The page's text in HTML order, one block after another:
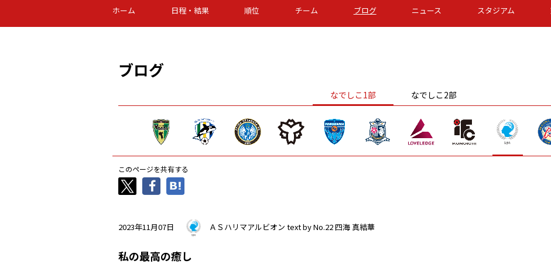
-
第16節 09/05 (土) 15:00
ニッパツ
-
第16節 09/05 (土) 15:00
石人の星
-
第16節 09/05 (土) 16:00
ＡＧＦ
-
いちご
-
第16節 09/06 (日
-
試合結果 次節
ホーム 日程・結果 順位 チーム ブログ ニュース スタジアム
ブログ
なでしこ1部 なでしこ2部
このページを共有する
2023年11月07日 ＡＳハリマアルビオン text by No.22 四海 真結華
私の最高の癒し